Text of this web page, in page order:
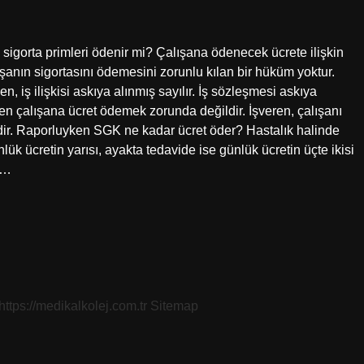
primleri ödenir mi? Çalışana ödenecek ücrete ilişkin
sigortasını ödemesini zorunlu kılan bir hüküm yoktur.
iş ilişkisi askıya alınmış sayılır. İş sözleşmesi askıya
çalışana ücret ödemek zorunda değildir. İşveren, çalışanı
Raporluyken SGK ne kadar ücret öder? Hastalık halinde
ücretin yarısı, ayakta tedavide ise günlük ücretin üçte ikisi
medikalkolej.com.tr Sitemap